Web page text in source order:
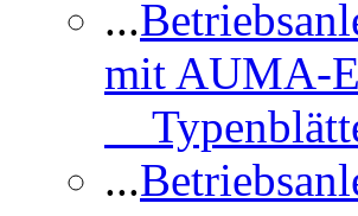
...
mit AUMA-
...